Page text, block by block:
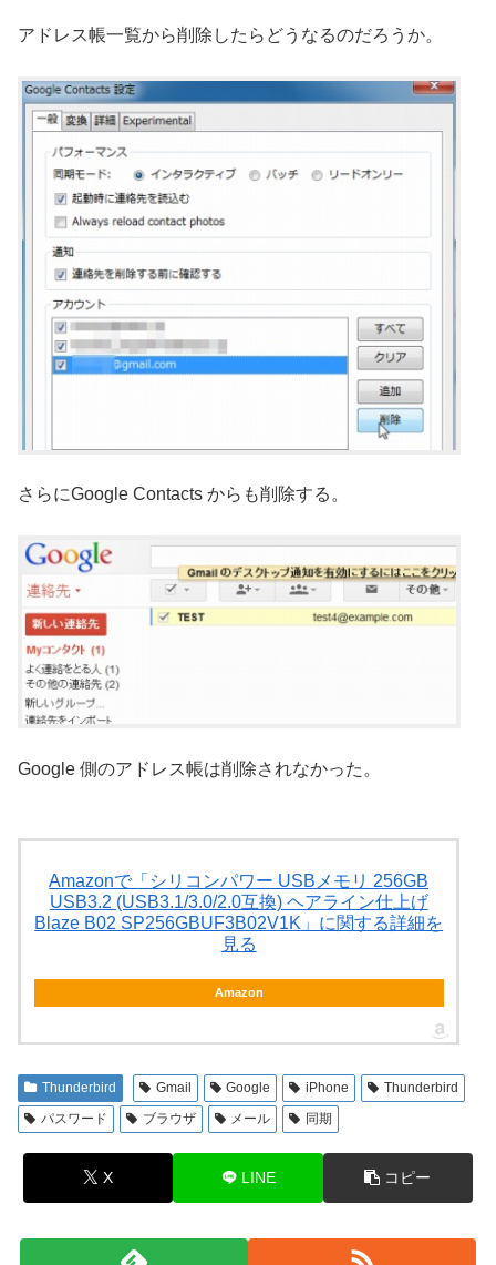
アドレス帳一覧から削除したらどうなるのだろうか。
さらにGoogle Contacts からも削除する。
Google 側のアドレス帳は削除されなかった。
Amazonで「シリコンパワー USBメモリ 256GB
USB3.2 (USB3.1/3.0/2.0互換) ヘアライン仕上げ
Blaze B02 SP256GBUF3B02V1K」に関する詳細を
見る
Amazon
Thunderbird Gmail Google iPhone
Thunderbird
パスワード
ブラウザ メール 同期
X LINE コピー